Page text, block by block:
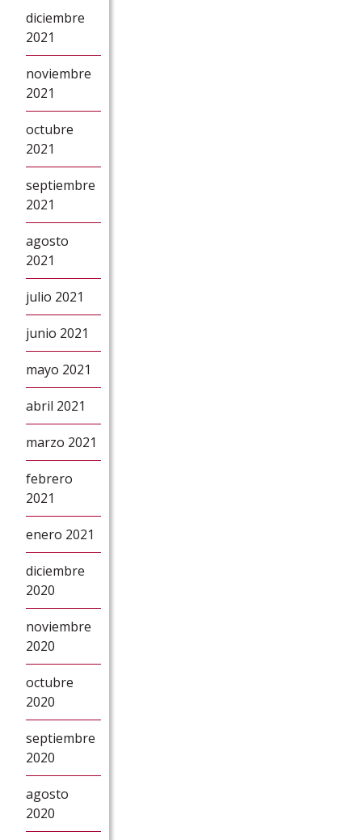
diciembre
2021
noviembre
2021
octubre
2021
septiembre
2021
agosto
2021
julio 2021
junio 2021
mayo 2021
abril 2021
marzo 2021
febrero
2021
enero 2021
diciembre
2020
noviembre
2020
octubre
2020
septiembre
2020
agosto
2020